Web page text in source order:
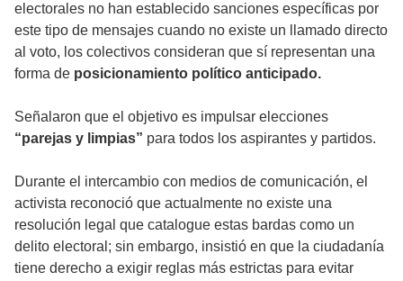
electorales no han establecido sanciones específicas por
este tipo de mensajes cuando no existe un llamado directo
al voto, los colectivos consideran que sí representan una
forma de posicionamiento político anticipado.
Señalaron que el objetivo es impulsar elecciones
“parejas y limpias” para todos los aspirantes y partidos.
Durante el intercambio con medios de comunicación, el
activista reconoció que actualmente no existe una
resolución legal que catalogue estas bardas como un
delito electoral; sin embargo, insistió en que la ciudadanía
tiene derecho a exigir reglas más estrictas para evitar